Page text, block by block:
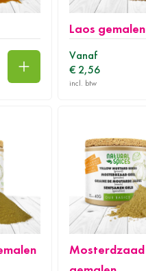
In winkelwagen
Laos gemalen
Vanaf
€ 2,56
Mosterdzaad